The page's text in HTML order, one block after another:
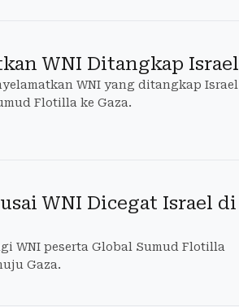
WNI Ditangkap Israel
WNI yang ditangkap Israel
Flotilla ke Gaza.
WNI Dicegat Israel di
WNI peserta Global Sumud Flotilla
Gaza.